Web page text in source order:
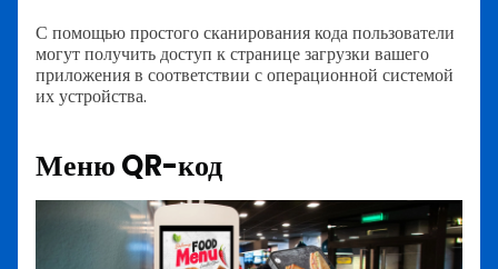
С помощью простого сканирования кода пользователи
могут получить доступ к странице загрузки вашего
приложения в соответствии с операционной системой
их устройства.
Меню QR-код